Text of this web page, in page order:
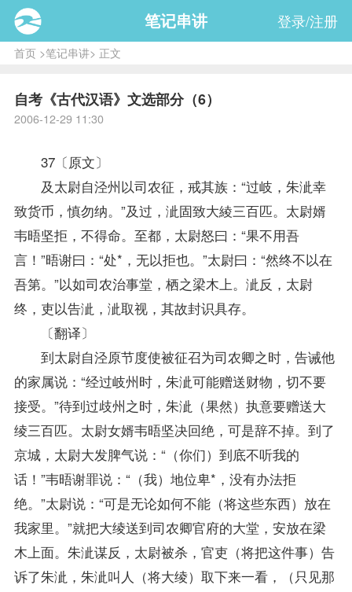
笔记串讲 登录/注册
首页>笔记串讲> 正文
自考《古代汉语》文选部分（6）
2006-12-29 11:30
37〔原文〕
及太尉自泾州以司农征，戒其族：“过岐，朱泚幸
致货币，慎勿纳。”及过，泚固致大綾三百匹。太尉婿
韦晤坚拒，不得命。至都，太尉怒曰：“果不用吾
言！”晤谢曰：“处*，无以拒也。”太尉曰：“然终不以在
吾第。”以如司农治事堂，栖之梁木上。泚反，太尉
终，吏以告泚，泚取视，其故封识具存。
〔翻译〕
到太尉自泾原节度使被征召为司农卿之时，告诫他
的家属说：“经过岐州时，朱泚可能赠送财物，切不要
接受。”待到过歧州之时，朱泚（果然）执意要赠送大
绫三百匹。太尉女婿韦晤坚决回绝，可是辞不掉。到了
京城，太尉大发脾气说：“（你们）到底不听我的
话！”韦晤谢罪说：“（我）地位卑*，没有办法拒
绝。”太尉说：“可是无论如何不能（将这些东西）放在
我家里。”就把大绫送到司农卿官府的大堂，安放在梁
木上面。朱泚谋反，太尉被杀，官吏（将把这件事）告
诉了朱泚，朱泚叫人（将大绫）取下来一看，（只见那